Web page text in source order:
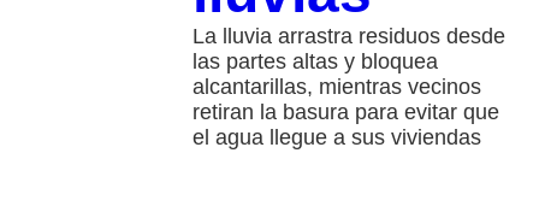
La lluvia arrastra residuos desde
las partes altas y bloquea
alcantarillas, mientras vecinos
retiran la basura para evitar que
el agua llegue a sus viviendas